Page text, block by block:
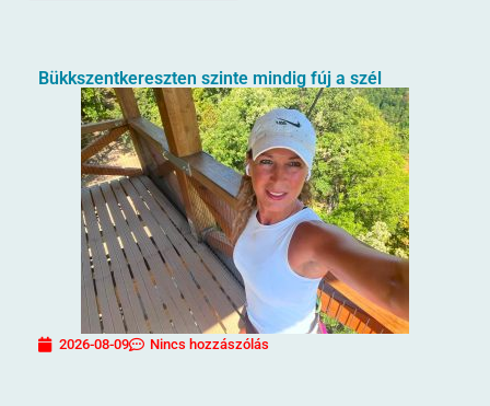
Bükkszentkereszten szinte mindig fúj a szél
2026-08-09 Nincs hozzászólás